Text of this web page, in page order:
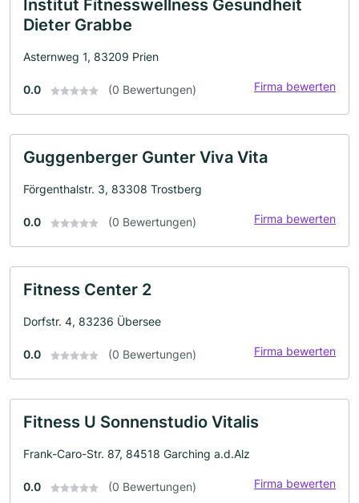
Institut Fitnesswellness Gesundheit
Dieter Grabbe
Asternweg 1, 83209 Prien
0.0 (0 Bewertungen) Firma bewerten
Guggenberger Gunter Viva Vita
Förgenthalstr. 3, 83308 Trostberg
0.0 (0 Bewertungen) Firma bewerten
Fitness Center 2
Dorfstr. 4, 83236 Übersee
0.0 (0 Bewertungen) Firma bewerten
Fitness U Sonnenstudio Vitalis
Frank-Caro-Str. 87, 84518 Garching a.d.Alz
0.0 (0 Bewertungen) Firma bewerten